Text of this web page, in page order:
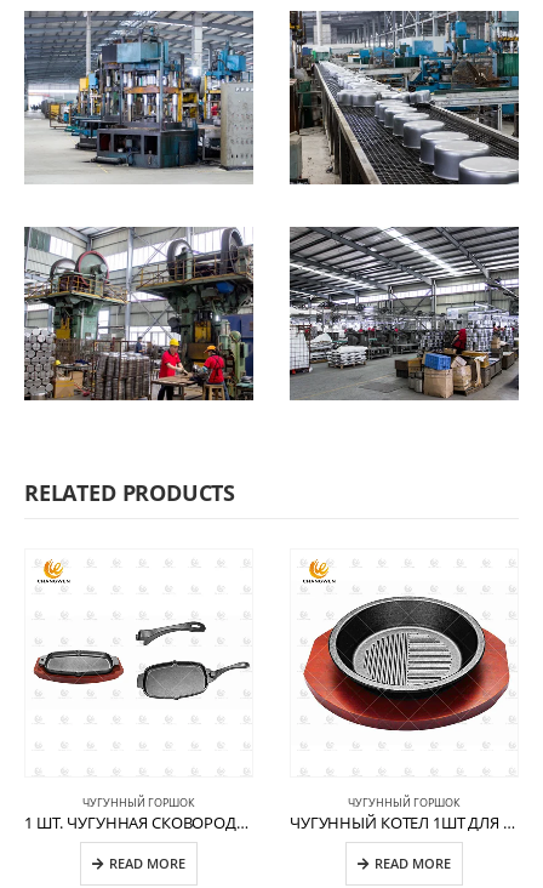
RELATED PRODUCTS
ЧУГУННЫЙ ГОРШОК
1 ШТ. ЧУГУННАЯ СКОВОРОДА В ФОРМЕ ЯЙЦА СО СЪЁМНОЙ РУЧКОЙ CW-CI011
READ MORE
ЧУГУННЫЙ ГОРШОК
ЧУГУННЫЙ КОТЕЛ 1ШТ ДЛЯ ИНДУКЦИОННОЙ ПЛИТЫ CW-CI010
READ MORE